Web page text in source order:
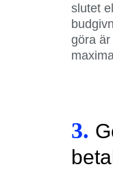
slutet
göra
3.